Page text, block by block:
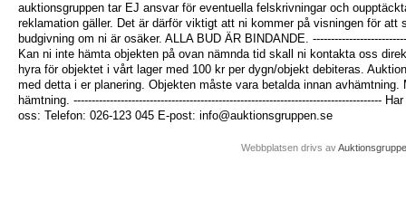
auktionsgruppen tar EJ ansvar för eventuella felskrivningar och
reklamation gäller. Det är därför viktigt att ni kommer på visningen för att
budgivning om ni är osäker. ALLA BUD ÄR BINDANDE.
Kan ni inte hämta objekten på ovan nämnda tid skall ni kontakta oss
hyra för objektet i vårt lager med 100 kr per dygn/objekt debiteras.
med detta i er planering. Objekten måste vara betalda innan
hämtning. -------------------------------------------------------------------------------------
oss: Telefon: 026-123 045 E-post: info@auktionsgruppen.se
Webbplatsen drivs av